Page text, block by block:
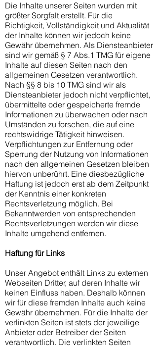
Die Inhalte unserer Seiten wurden mit
größter Sorgfalt erstellt. Für die
Richtigkeit, Vollständigkeit und Aktualität
der Inhalte können wir jedoch keine
Gewähr übernehmen. Als Diensteanbieter
sind wir gemäß § 7 Abs.1 TMG für eigene
Inhalte auf diesen Seiten nach den
allgemeinen Gesetzen verantwortlich.
Nach §§ 8 bis 10 TMG sind wir als
Diensteanbieter jedoch nicht verpflichtet,
übermittelte oder gespeicherte fremde
Informationen zu überwachen oder nach
Umständen zu forschen, die auf eine
rechtswidrige Tätigkeit hinweisen.
Verpflichtungen zur Entfernung oder
Sperrung der Nutzung von Informationen
nach den allgemeinen Gesetzen bleiben
hiervon unberührt. Eine diesbezügliche
Haftung ist jedoch erst ab dem Zeitpunkt
der Kenntnis einer konkreten
Rechtsverletzung möglich. Bei
Bekanntwerden von entsprechenden
Rechtsverletzungen werden wir diese
Inhalte umgehend entfernen.
Haftung für Links
Unser Angebot enthält Links zu externen
Webseiten Dritter, auf deren Inhalte wir
keinen Einfluss haben. Deshalb können
wir für diese fremden Inhalte auch keine
Gewähr übernehmen. Für die Inhalte der
verlinkten Seiten ist stets der jeweilige
Anbieter oder Betreiber der Seiten
verantwortlich. Die verlinkten Seiten